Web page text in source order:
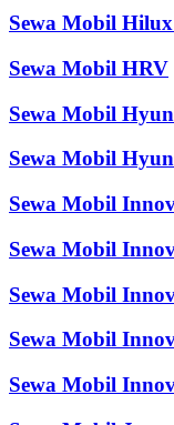
Sewa Mobil
Sewa Mobil HRV
Sewa Mobil
Sewa Mobil
Sewa Mobil
Sewa Mobil
Sewa Mobil
Sewa Mobil
Sewa Mobil